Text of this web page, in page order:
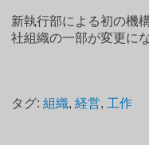
新執行部による初の機
社組織の一部が変更に
タグ:組織,経営, 工作